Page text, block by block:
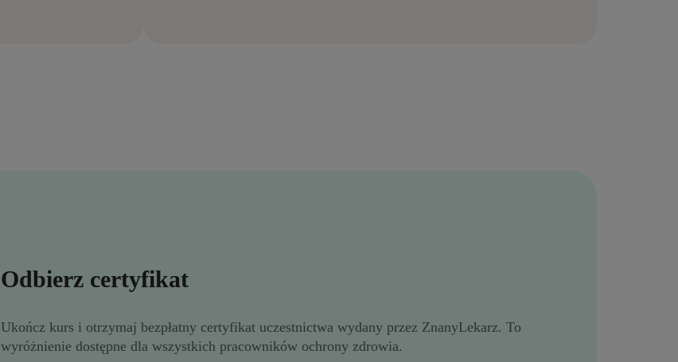
Odbierz certyfikat
Ukończ kurs i otrzymaj bezpłatny certyfikat uczestnictwa wydany przez ZnanyLekarz. To
wyróżnienie dostępne dla wszystkich pracowników ochrony zdrowia.